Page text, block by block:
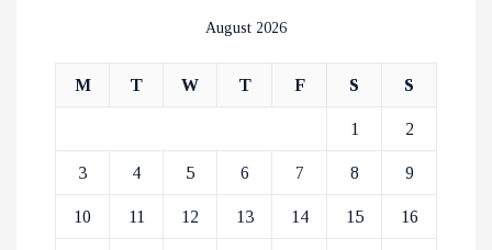
August 2026
M T W T F S S
1 2
3 4 5 6 7 8 9
10 11 12 13 14 15 16